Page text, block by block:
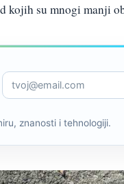
kojih su mnogi manji
znanosti i tehnologiji.